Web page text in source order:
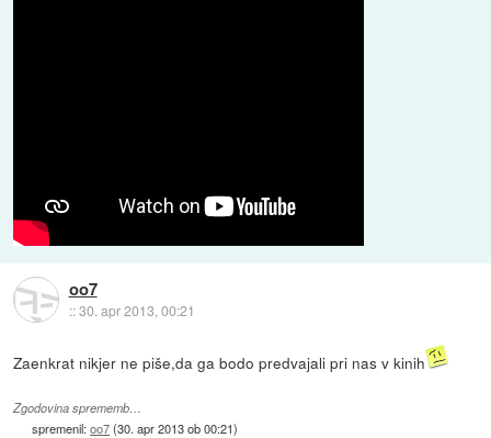
oo7
::30. apr 2013, 00:21
Zaenkrat nikjer ne piše,da ga bodo predvajali pri nas v kinih
Zgodovina sprememb…
spremenil:oo7(30. apr 2013 ob 00:21)